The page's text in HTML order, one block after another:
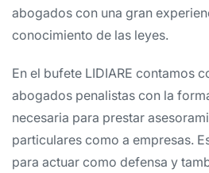
abogados con una gran
conocimiento de las leyes.
En el bufete LIDIARE contamos
abogados penalistas con la
necesaria para prestar
particulares como a empresas.
para actuar como defensa y